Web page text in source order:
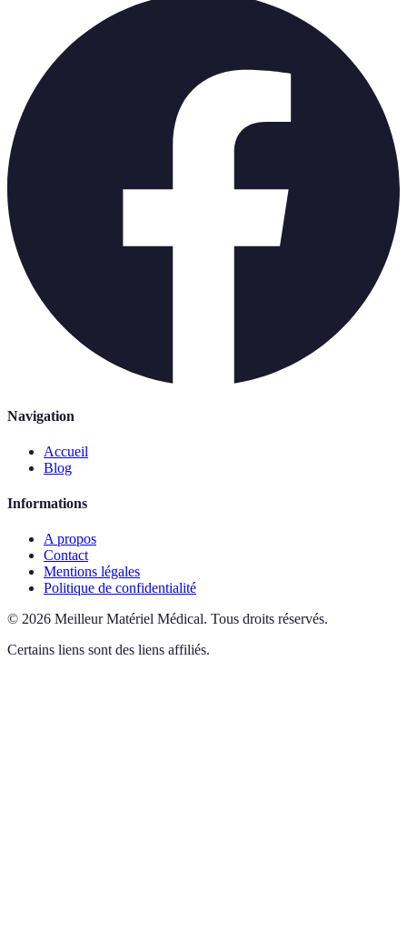
Navigation
Accueil
Blog
Informations
A propos
Contact
Mentions légales
Politique de confidentialité
© 2026 Meilleur Matériel Médical. Tous droits réservés.
Certains liens sont des liens affiliés.